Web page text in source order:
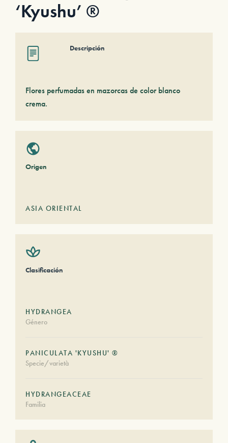
‘Kyushu’ ®
Descripción
Flores perfumadas en mazorcas de color blanco
crema.
Origen
ASIA ORIENTAL
Clasificación
HYDRANGEA
Género
PANICULATA 'KYUSHU' ®
Specie/varietà
HYDRANGEACEAE
Familia